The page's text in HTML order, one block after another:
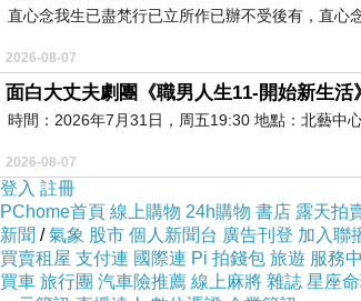
直心念我生已盡梵行已立所作已辦不受後有，直心
2026-08-07
面白大丈夫劇團《職男人生11-開始新生活》
時間：2026年7月31日，周五19:30 地點：北藝中
2026-08-07
登入 註冊
PChome首頁 線上購物 24h購物 書店 露天拍
新聞 /氣象 股市 個人新聞台 廣告刊登 加入聯
買賣租屋 支付連 國際連 Pi 拍錢包 旅遊 服務
買車 旅行團 汽車險推薦 線上麻將 雜誌 星座